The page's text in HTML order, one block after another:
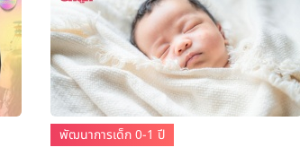
พัฒนาการเด็ก 0-1 ปี